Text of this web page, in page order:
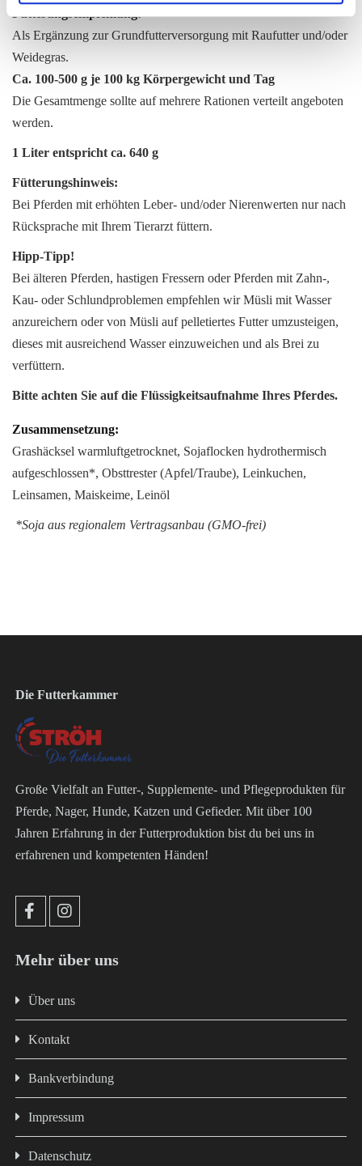
Informationen
Als Ergänzung zur Grundfutterversorgung mit Raufutter und/oder
Weidegras.
Ca. 100-500 g je 100 kg Körpergewicht und Tag
Die Gesamtmenge sollte auf mehrere Rationen verteilt angeboten
werden.
1 Liter entspricht ca. 640 g
Fütterungshinweis:
Bei Pferden mit erhöhten Leber- und/oder Nierenwerten nur nach
Rücksprache mit Ihrem Tierarzt füttern.
Hipp-Tipp!
Bei älteren Pferden, hastigen Fressern oder Pferden mit Zahn-,
Kau- oder Schlundproblemen empfehlen wir Müsli mit Wasser
anzureichern oder von Müsli auf pelletiertes Futter umzusteigen,
dieses mit ausreichend Wasser einzuweichen und als Brei zu
verfüttern.
Bitte achten Sie auf die Flüssigkeitsaufnahme Ihres Pferdes.
Grashäcksel warmluftgetrocknet, Sojaflocken hydrothermisch
aufgeschlossen*, Obsttrester (Apfel/Traube), Leinkuchen,
Leinsamen, Maiskeime, Leinöl
*Soja aus regionalem Vertragsanbau (GMO-frei)
Die Futterkammer
Große Vielfalt an Futter-, Supplemente- und Pflegeprodukten für
Pferde, Nager, Hunde, Katzen und Gefieder. Mit über 100
Jahren Erfahrung in der Futterproduktion bist du bei uns in
erfahrenen und kompetenten Händen!
Mehr über uns
Über uns
Kontakt
Bankverbindung
Impressum
Datenschutz